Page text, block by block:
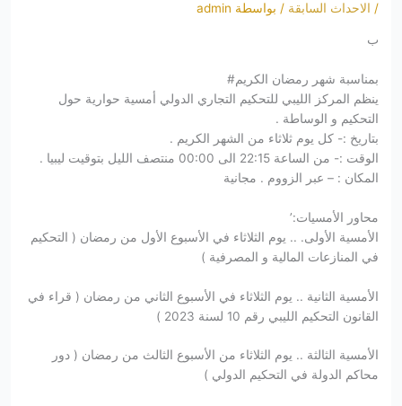
/ الاحداث السابقة / بواسطة admin
ب
بمناسبة شهر رمضان الكريم#
ينظم المركز الليبي للتحكيم التجاري الدولي أمسية حوارية حول
التحكيم و الوساطة .
بتاريخ :- كل يوم ثلاثاء من الشهر الكريم .
الوقت :- من الساعة 22:15 الى 00:00 منتصف الليل بتوقيت ليبيا .
المكان : – عبر الزووم . مجانية
محاور الأمسيات:’
الأمسية الأولى. .. يوم الثلاثاء في الأسبوع الأول من رمضان ( التحكيم
في المنازعات المالية و المصرفية )
الأمسية الثانية .. يوم الثلاثاء في الأسبوع الثاني من رمضان ( قراء في
القانون التحكيم الليبي رقم 10 لسنة 2023 )
الأمسية الثالثة .. يوم الثلاثاء من الأسبوع الثالث من رمضان ( دور
محاكم الدولة في التحكيم الدولي )